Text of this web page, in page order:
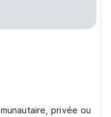
privée ou